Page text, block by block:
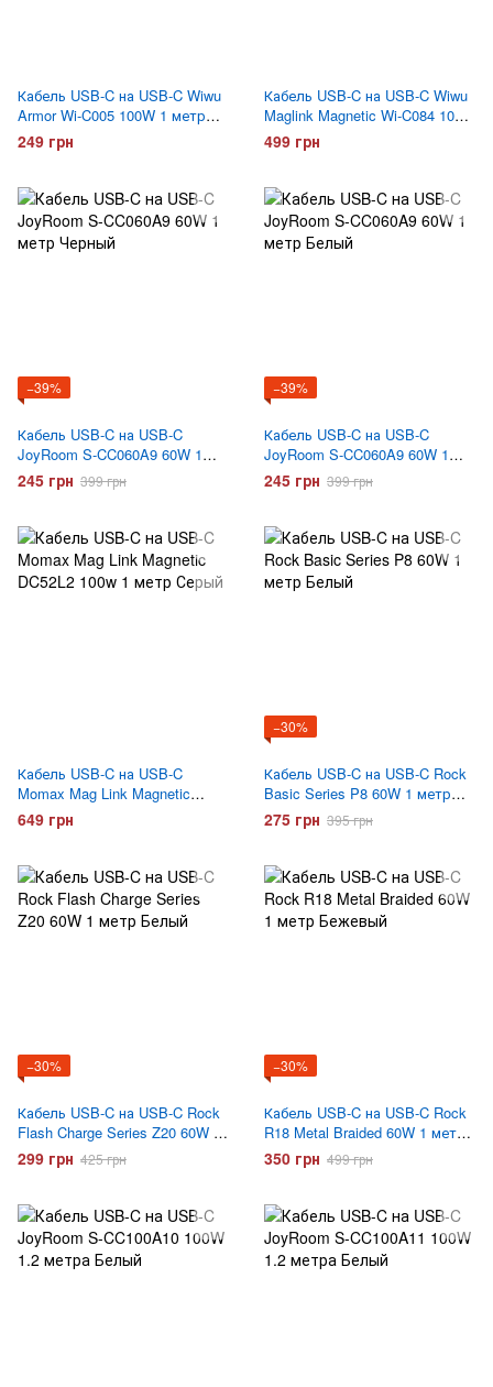
Кабель USB-C на USB-C Wiwu
Armor Wi-C005 100W 1 метр
Белый
249 грн
Кабель USB-C на USB-C Wiwu
Maglink Magnetic Wi-C084 100W
1 метр Серый
499 грн
−39%
Кабель USB-C на USB-C
JoyRoom S-CC060A9 60W 1
метр Черный
245 грн 399 грн
−39%
Кабель USB-C на USB-C
JoyRoom S-CC060A9 60W 1
метр Белый
245 грн 399 грн
Кабель USB-C на USB-C
Momax Mag Link Magnetic
DC52L2 100w 1 метр Серый
649 грн
−30%
Кабель USB-C на USB-C Rock
Basic Series P8 60W 1 метр
Белый
275 грн 395 грн
−30%
Кабель USB-C на USB-C Rock
Flash Charge Series Z20 60W 1
метр Белый
299 грн 425 грн
−30%
Кабель USB-C на USB-C Rock
R18 Metal Braided 60W 1 метр
Бежевый
350 грн 499 грн